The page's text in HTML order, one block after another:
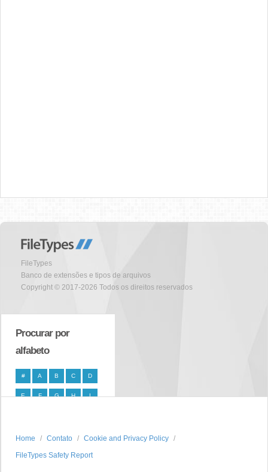
FileTypes
Banco de extensões e tipos de arquivos
Copyright © 2017-2026 Todos os direitos reservados
Procurar por
alfabeto
# A B C D
E F G H I
P S
T U V W X
Home Contato
Cookie and Privacy Policy
FileTypes Safety Report